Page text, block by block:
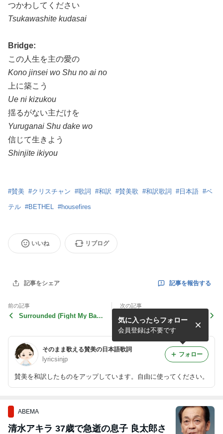
つかわしてください
Tsukawashite kudasai
Bridge:
この人生を主の愛の
Kono jinsei wo Shu no ai no
上に築こう
Ue ni kizukou
揺るがない主だけを
Yuruganai Shu dake wo
信じて生きよう
Shinjite ikiyou
#賛美 #クリスチャン #歌詞 #和訳 #賛美歌 #和訳歌詞 #日本語 #ベ
テル #BETHEL #housefires
いいね リブログ
記事をシェア 記事を報告する
前の記事
Surrounded (Fight My Battl
次の記事
Rend Collective - Never Wa
lk Alone 日本語 歌詞
そのまま歌える賛美の日本語歌詞
lyricsinjp
賛美を和訳したものをアップしています。自由に使ってください。
気に入ったらフォロー
会員登録は不要です
フォロー
ABEMA
清水アキラ 37歳で急逝の息子 良太郎さ